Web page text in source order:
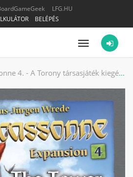
LFG.HU
BELÉPÉS
Menü
4. - A Torony társasjáték kiegészítő